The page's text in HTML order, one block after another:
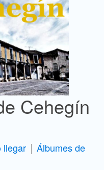
Cehegín
llegar
Álbumes de